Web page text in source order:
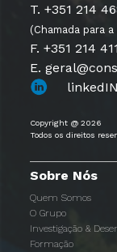
T. +351 214
(Chamada para
F. +351 214
E.
Copyright @ 2026
Todos os direitos
Sobre Nós
Quem Somos
O Grupo
Investigação &
Formação